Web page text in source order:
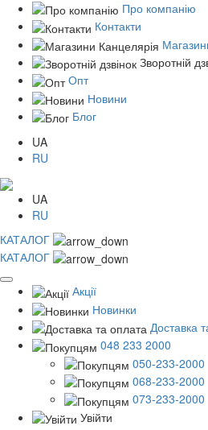
Про компанію
Контакти
Зворотній
Опт
Новини
Блог
UA
RU
UA
RU
КАТАЛОГ
КАТАЛОГ
Акції
Новинки
Доставка
048 233 2000
050-233-2000
068-233-2000
073-233-2000
Увійти